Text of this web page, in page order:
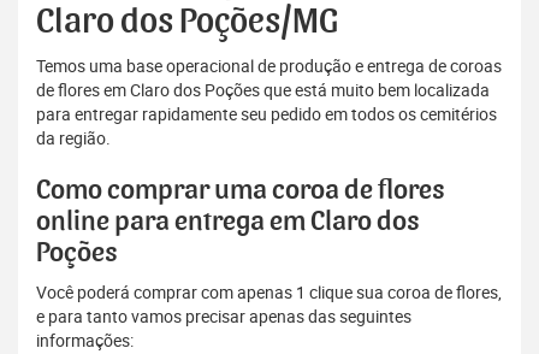
Claro dos Poções/MG
Temos uma base operacional de produção e entrega de coroas
de flores em Claro dos Poções que está muito bem localizada
para entregar rapidamente seu pedido em todos os cemitérios
da região.
Como comprar uma coroa de flores
online para entrega em Claro dos
Poções
Você poderá comprar com apenas 1 clique sua coroa de flores,
e para tanto vamos precisar apenas das seguintes
informações: